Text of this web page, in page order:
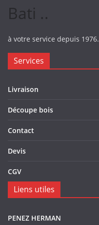
Bati ..
à votre service depuis 1976.
Services
Livraison
Découpe bois
Contact
Devis
CGV
Liens utiles
PENEZ HERMAN